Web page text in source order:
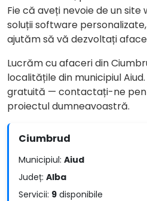
Fie că aveți nevoie de un site
soluții software
ajutăm să vă dezvoltați
Lucrăm cu afaceri din
localitățile din municipiul
gratuită — contactați-ne
proiectul dumneavoastră.
Ciumbrud
Municipiul: Aiud
Județ: Alba
Servicii: 9 disponibile